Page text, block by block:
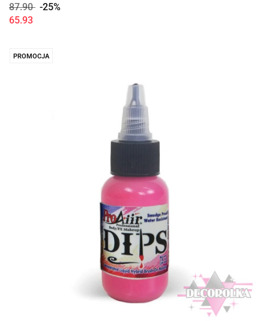
87.90 -25%
65.93
PROMOCJA